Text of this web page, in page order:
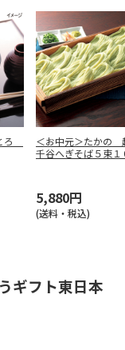
ろ
＜お中元＞たかの
千谷へぎそば５束１
5,880円
(送料・税込)
ギフト東日本